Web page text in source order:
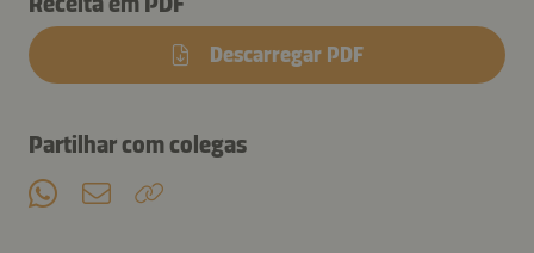
Descarregar PDF
Partilhar com colegas